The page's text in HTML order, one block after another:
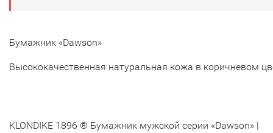
Бумажник «Dawson»
Высококачественная натуральная кожа в коричневом
KLONDIKE 1896 ® Бумажник мужской серии «Dawson» |